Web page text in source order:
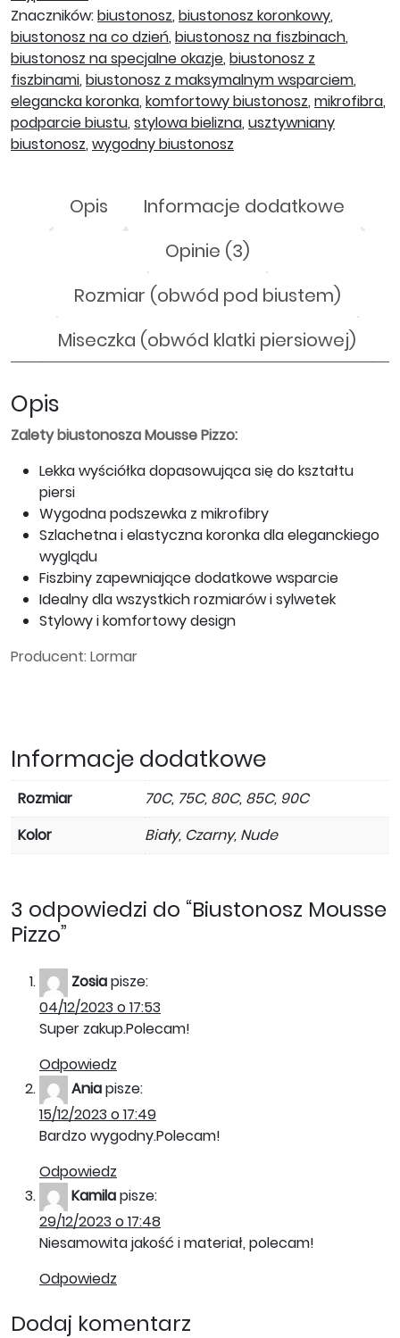
Znaczników:biustonosz, biustonosz koronkowy,
biustonosz na co dzień, biustonosz na fiszbinach,
biustonosz na specjalne okazje, biustonosz z
fiszbinami, biustonosz z maksymalnym wsparciem,
elegancka koronka, komfortowy biustonosz, mikrofibra,
podparcie biustu, stylowa bielizna, usztywniany
biustonosz, wygodny biustonosz
Opis
Informacje dodatkowe
Opinie (3)
Rozmiar (obwód pod biustem)
Miseczka (obwód klatki piersiowej)
Opis
Zalety biustonosza Mousse Pizzo:
Lekka wyściółka dopasowująca się do kształtu
piersi
Wygodna podszewka z mikrofibry
Szlachetna i elastyczna koronka dla eleganckiego
wyglądu
Fiszbiny zapewniające dodatkowe wsparcie
Idealny dla wszystkich rozmiarów i sylwetek
Stylowy i komfortowy design
Producent: Lormar
Informacje dodatkowe
Rozmiar
70C, 75C, 80C, 85C, 90C
Kolor
Biały, Czarny, Nude
3 odpowiedzi do “Biustonosz Mousse
Pizzo”
Zosiapisze:
04/12/2023 o 17:53
Super zakup.Polecam!
Odpowiedz
Aniapisze:
15/12/2023 o 17:49
Bardzo wygodny.Polecam!
Odpowiedz
Kamilapisze:
29/12/2023 o 17:48
Niesamowita jakość i materiał, polecam!
Odpowiedz
Dodaj komentarz